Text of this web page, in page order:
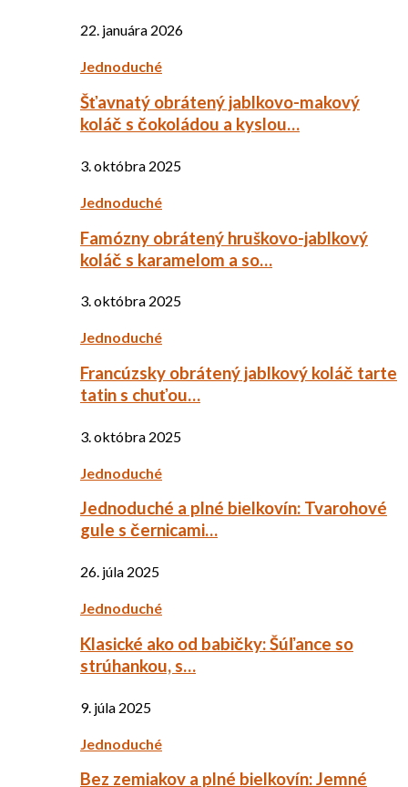
22. januára 2026
Jednoduché
Šťavnatý obrátený jablkovo-makový
koláč s čokoládou a kyslou…
3. októbra 2025
Jednoduché
Famózny obrátený hruškovo-jablkový
koláč s karamelom a so…
3. októbra 2025
Jednoduché
Francúzsky obrátený jablkový koláč tarte
tatin s chuťou…
3. októbra 2025
Jednoduché
Jednoduché a plné bielkovín: Tvarohové
gule s černicami…
26. júla 2025
Jednoduché
Klasické ako od babičky: Šúľance so
strúhankou, s…
9. júla 2025
Jednoduché
Bez zemiakov a plné bielkovín: Jemné